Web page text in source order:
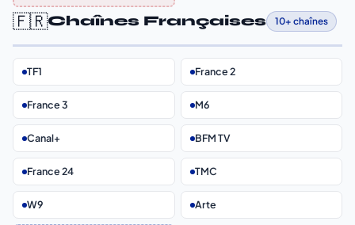
🇫🇷Chaînes Françaises 10+ chaînes
TF1 France 2
France 3 M6
Canal+ BFM TV
France 24 TMC
W9 Arte